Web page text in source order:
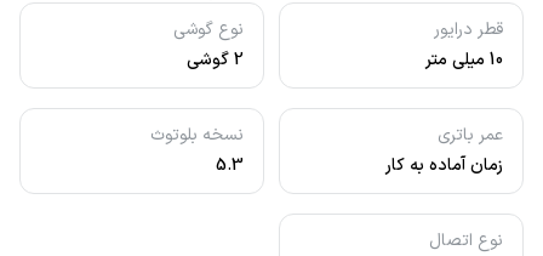
قطر درایور
10 میلی متر
نوع گوشی
2 گوشی
عمر باتری
زمان آماده به کار
(Standby): تا 120 ساعت.
نسخه بلوتوث
5.3
نوع اتصال